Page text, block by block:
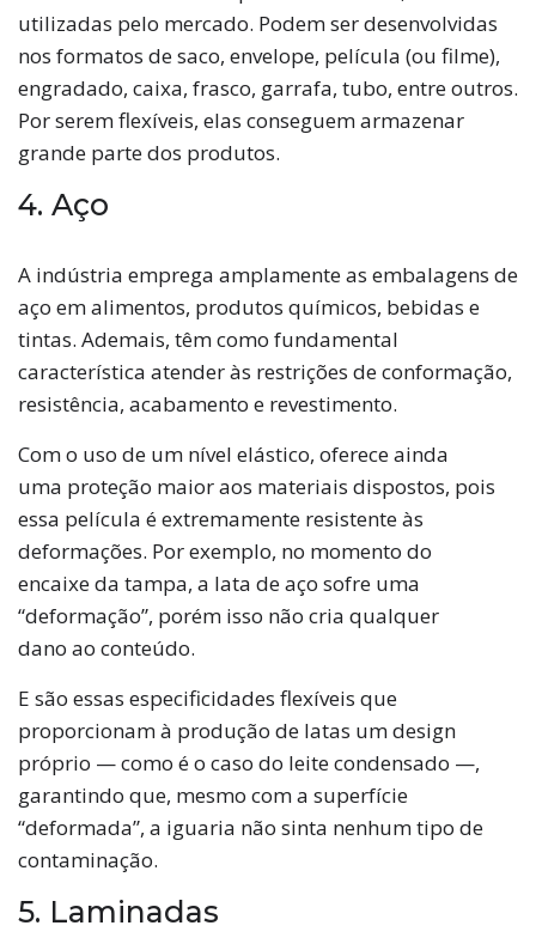
utilizadas pelo mercado. Podem ser desenvolvidas
nos formatos de saco, envelope, película (ou filme),
engradado, caixa, frasco, garrafa, tubo, entre outros.
Por serem flexíveis, elas conseguem armazenar
grande parte dos produtos.
4. Aço
A indústria emprega amplamente as embalagens de
aço em alimentos, produtos químicos, bebidas e
tintas. Ademais, têm como fundamental
característica atender às restrições de conformação,
resistência, acabamento e revestimento.
Com o uso de um nível elástico, oferece ainda
uma proteção maior aos materiais dispostos, pois
essa película é extremamente resistente às
deformações. Por exemplo, no momento do
encaixe da tampa, a lata de aço sofre uma
“deformação”, porém isso não cria qualquer
dano ao conteúdo.
E são essas especificidades flexíveis que
proporcionam à produção de latas um design
próprio — como é o caso do leite condensado —,
garantindo que, mesmo com a superfície
“deformada”, a iguaria não sinta nenhum tipo de
contaminação.
5. Laminadas